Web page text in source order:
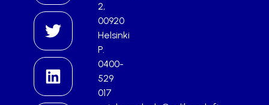
2,
00920
Helsinki
P.
0400-
529
017